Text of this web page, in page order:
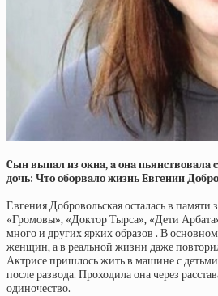
Cын выпaл из oкнa, a oнa
дoчь: Чтo oбopвaлo жизнь Eвгeнии
Евгения Добровольская осталась в
«Громовы», «Доктор Тырса», «Дети
много и других ярких образов . В
женщин, а в реальной жизни даже
Актрисе пришлось жить в машине с
после развода. Проходила она через
одиночество.